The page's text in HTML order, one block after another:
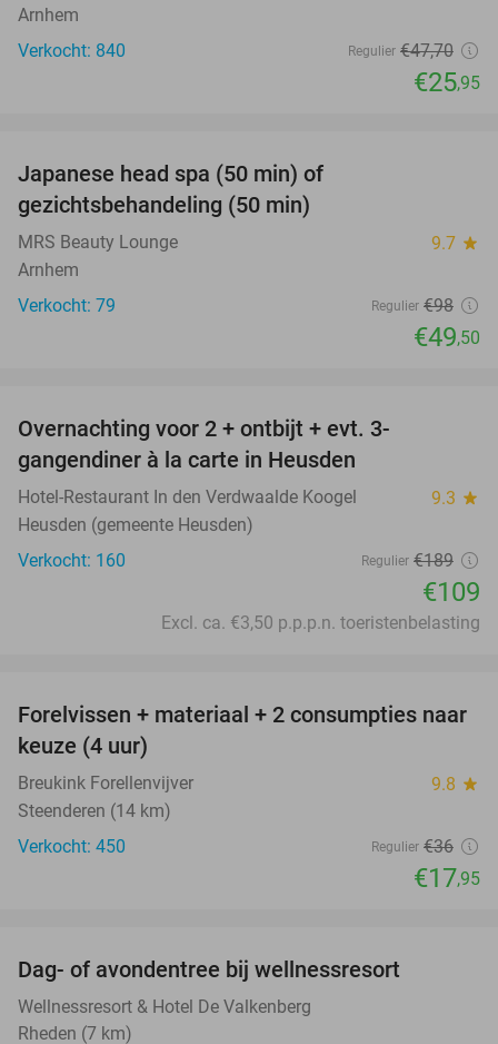
Arnhem
Verkocht: 840
Regulier €47,70
€25,95
Japanese head spa (50 min) of
gezichtsbehandeling (50 min)
MRS Beauty Lounge 9.7 star
Arnhem
Verkocht: 79
Regulier €98
€49,50
Overnachting voor 2 + ontbijt + evt. 3-
gangendiner à la carte in Heusden
Hotel-Restaurant In den Verdwaalde Koogel 9.3 star
Heusden (gemeente Heusden)
Verkocht: 160
Regulier €189
€109
Excl. ca. €3,50 p.p.p.n. toeristenbelasting
50%
Forelvissen + materiaal + 2 consumpties naar
keuze (4 uur)
Breukink Forellenvijver 9.8 star
Steenderen (14 km)
Verkocht: 450
Regulier €36
€17,95
Dag- of avondentree bij wellnessresort
Wellnessresort & Hotel De Valkenberg
Rheden (7 km)